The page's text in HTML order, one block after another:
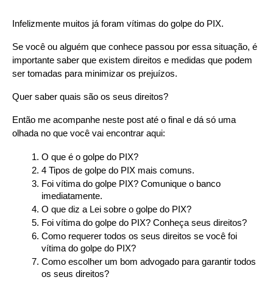
Infelizmente muitos já foram vítimas do golpe do PIX.
Se você ou alguém que conhece passou por essa situação, é
importante saber que existem direitos e medidas que podem
ser tomadas para minimizar os prejuízos.
Quer saber quais são os seus direitos?
Então me acompanhe neste post até o final e dá só uma
olhada no que você vai encontrar aqui:
O que é o golpe do PIX?
4 Tipos de golpe do PIX mais comuns.
Foi vítima do golpe PIX? Comunique o banco
imediatamente.
O que diz a Lei sobre o golpe do PIX?
Foi vítima do golpe do PIX? Conheça seus direitos?
Como requerer todos os seus direitos se você foi
vítima do golpe do PIX?
Como escolher um bom advogado para garantir todos
os seus direitos?